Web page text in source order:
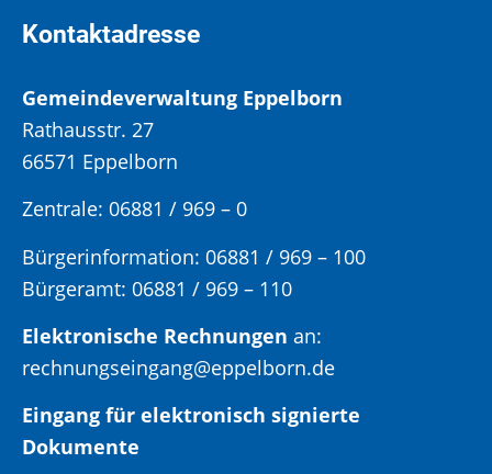
Kontaktadresse
Gemeindeverwaltung Eppelborn
Rathausstr. 27
66571 Eppelborn
Zentrale: 06881 / 969 – 0
Bürgerinformation: 06881 / 969 – 100
Bürgeramt: 06881 / 969 – 110
Elektronische Rechnungen an:
rechnungseingang@eppelborn.de
Eingang für elektronisch signierte
Dokumente